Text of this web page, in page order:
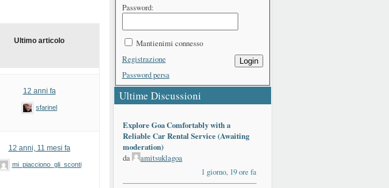
Ultimo articolo
12 anni fa
sfarinel
12 anni, 11 mesi fa
mi_piacciono_gli_sconti
Password:
Mantienimi connesso
Login
Registrazione
Password persa
Ultime Discussioni
Explore Goa Comfortably with a
Reliable Car Rental Service (Awaiting
moderation)
da
amitsuklagoa
1 giorno, 19 ore fa